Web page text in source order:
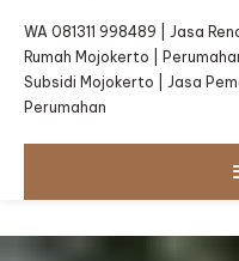
WA 081311 998489 | Jasa
Rumah Mojokerto |
Subsidi Mojokerto | Jasa
Perumahan